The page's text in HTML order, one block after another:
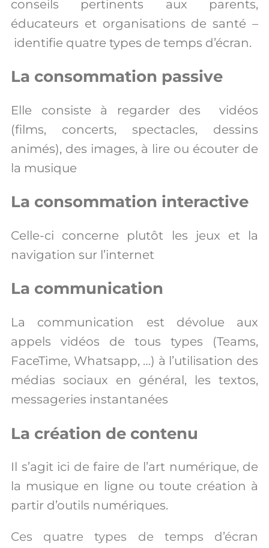
conseils pertinents aux parents,
éducateurs et organisations de santé –
identifie quatre types de temps d’écran.
La consommation passive
Elle consiste à regarder des vidéos
(films, concerts, spectacles, dessins
animés), des images, à lire ou écouter de
la musique
La consommation interactive
Celle-ci concerne plutôt les jeux et la
navigation sur l’internet
La communication
La communication est dévolue aux
appels vidéos de tous types (Teams,
FaceTime, Whatsapp, …) à l’utilisation des
médias sociaux en général, les textos,
messageries instantanées
La création de contenu
Il s’agit ici de faire de l’art numérique, de
la musique en ligne ou toute création à
partir d’outils numériques.
Ces quatre types de temps d’écran